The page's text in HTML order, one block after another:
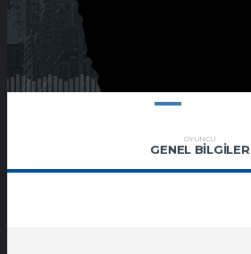
OYUNCU
GENEL BILGILER